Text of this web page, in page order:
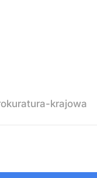
krajowa